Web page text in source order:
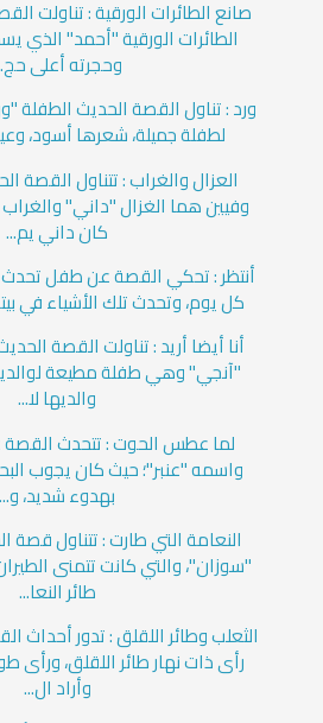
صانع الطائرات الورقية : تناولت
الطائرات الورقية "أحمد" الذي
وحجرته أعلى
ورد : تناول القصة الحديث الطفلة
لطفلة جميلة، شعرها أسود،
العزال والغراب : تتناول القصة
وفيين هما الغزال "داني"
كان داني يم...
أنتظر : تحكي القصة عن طفل
كل يوم، وتحدث تلك الأشياء في
أنا أيضا أريد : تناولت القصة
"آنجي" وهي طفلة مطيعة
والديها لا...
لما عطس الحوت : تتحدث القصة
واسمه "عنبر"؛ حيث كان يجوب
بهدوء شديد، و...
النعامة التي طارت : تتناول قصة
"سوزان"، والتي كانت تتمنى
طائر النعا...
الثعلب وطائر اللقلق : تدور أحداث
رأى ذات نهار طائر اللقلق، ورأى
وأراد ال...